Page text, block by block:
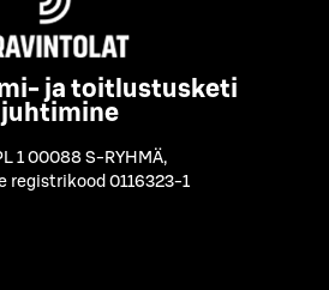
ja toitlustusketi
juhtimine
1 00088 S-RYHMÄ,
registrikood 0116323-1